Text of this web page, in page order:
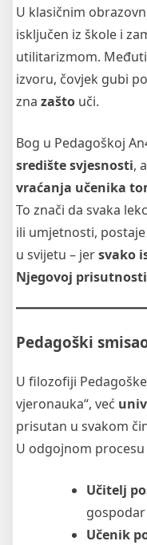
U klasičnim
isključen iz škole i
utilitarizmom.
izvoru, čovjek gubi
zna zašto uči.
Bog u Pedagoškoj
središte svjesnosti,
vraćanja učenika
To znači da svaka
ili umjetnosti,
u svijetu – jersvako
Njegovoj prisutnosti
Pedagoški
U filozofiji
vjeronauka“, već
prisutan u svakom
U odgojnom procesu
Učitelj
Učenik